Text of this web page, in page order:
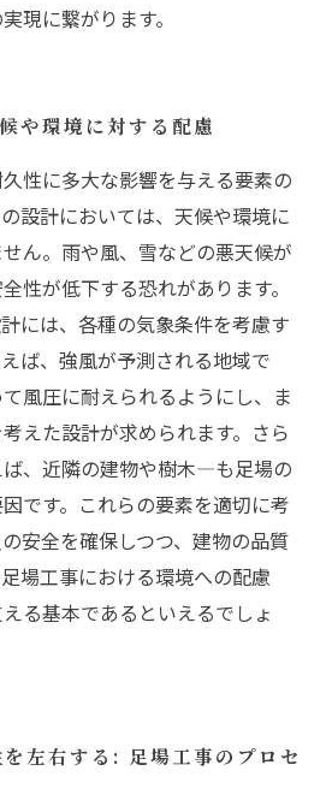
現に繋がります。
や環境に対する配慮
性に多大な影響を与える要素の
設計においては、天候や環境に
ん。雨や風、雪などの悪天候が
性が低下する恐れがあります。
には、各種の気象条件を考慮す
ば、強風が予測される地域で
風圧に耐えられるようにし、ま
えた設計が求められます。さら
、近隣の建物や樹木—も足場の
です。これらの要素を適切に考
安全を確保しつつ、建物の品質
場工事における環境への配慮
る基本であるといえるでしょ
左右する: 足場工事のプロセ